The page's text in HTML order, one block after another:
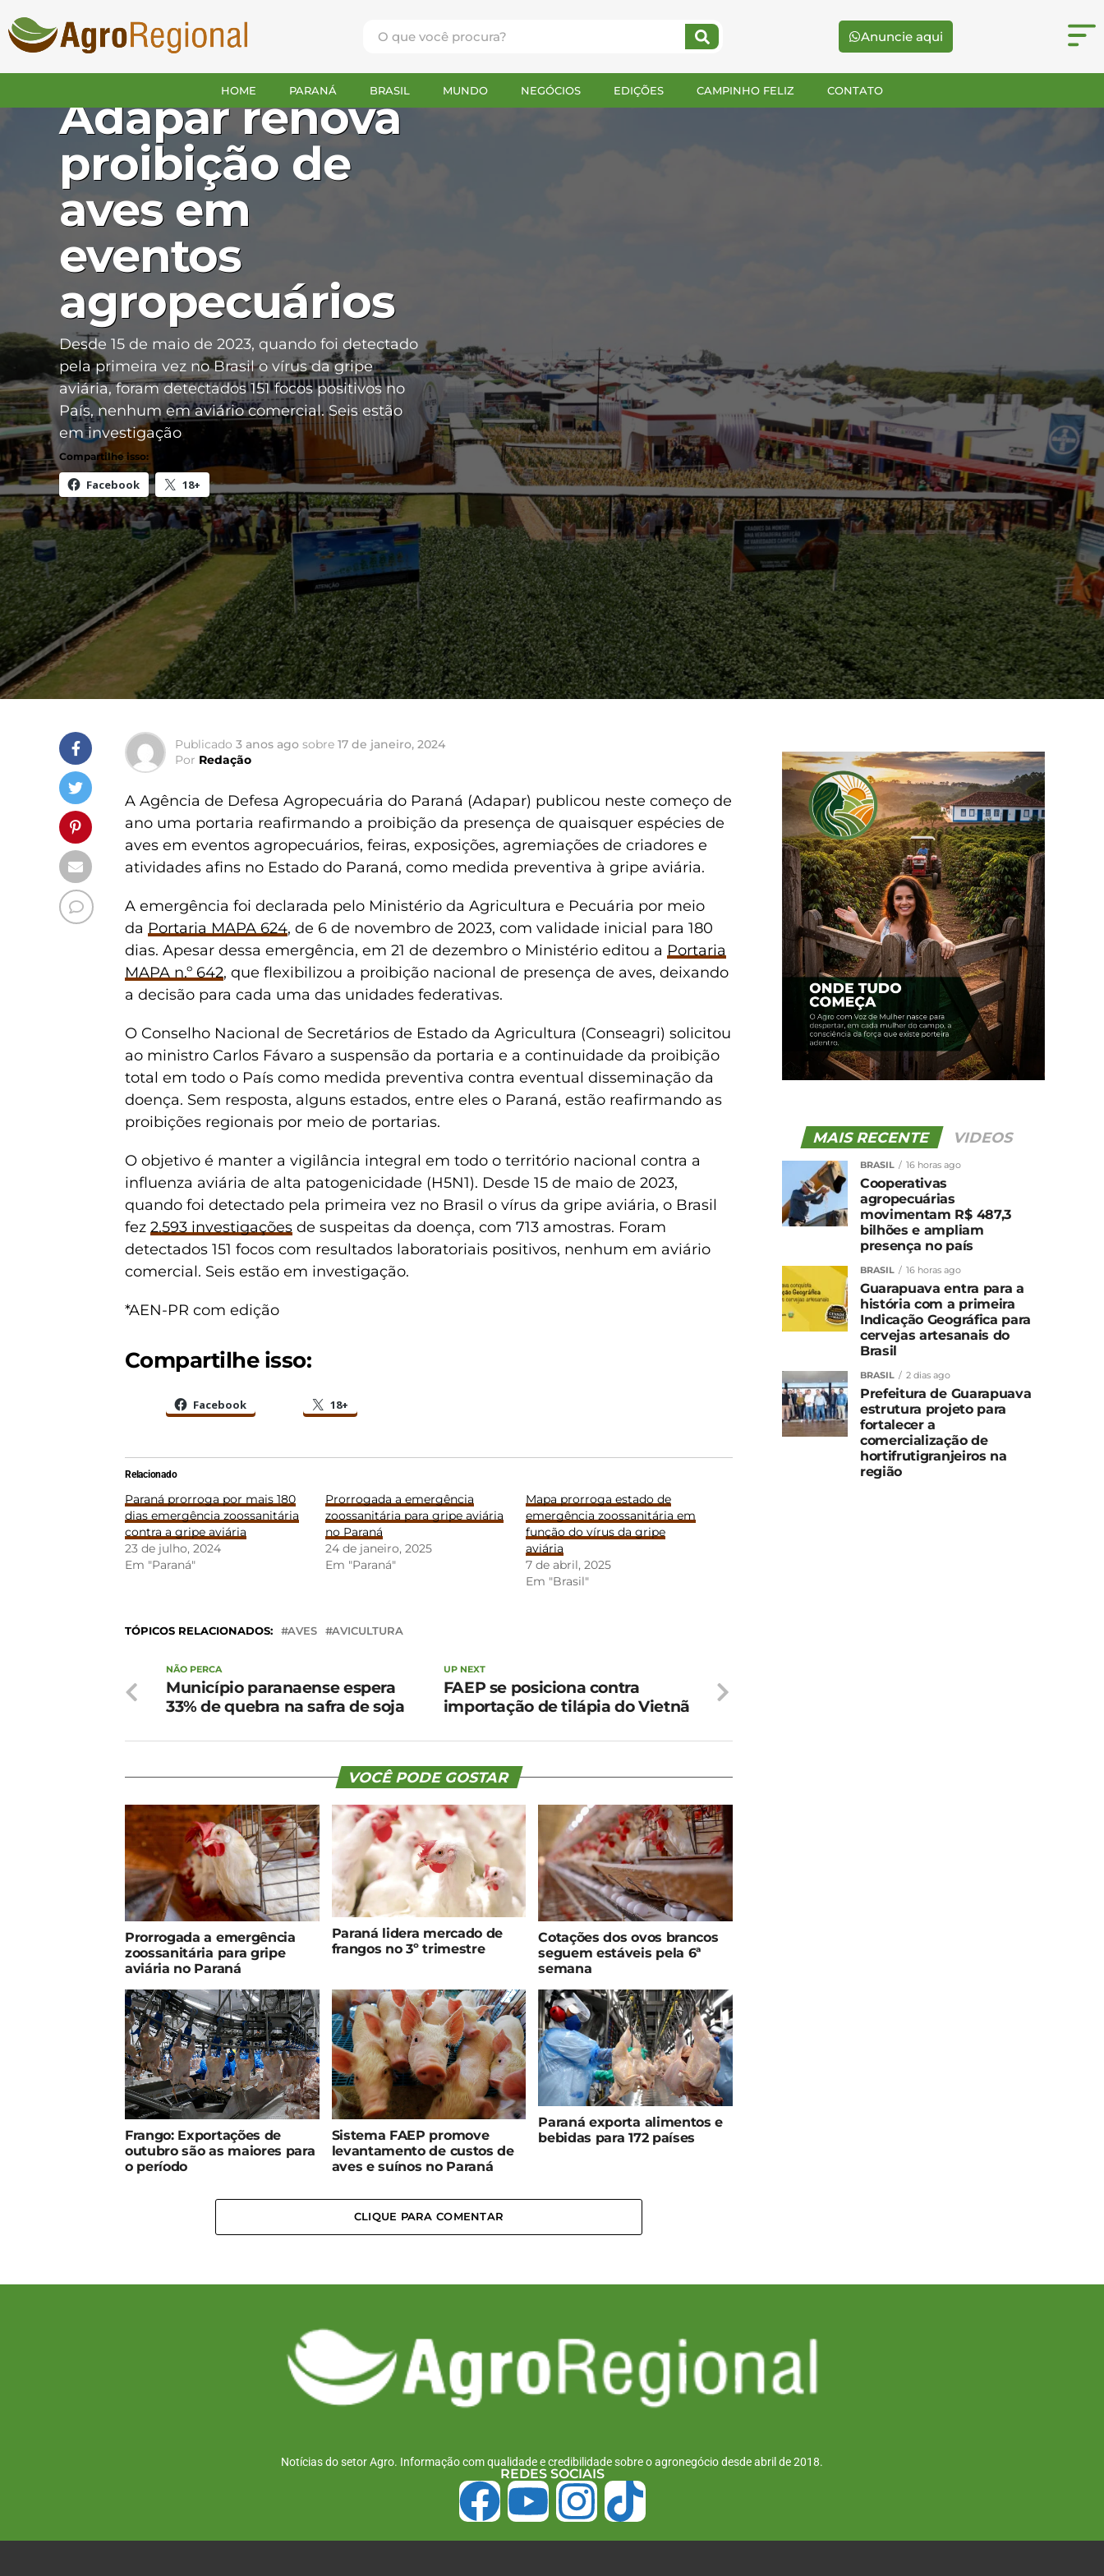
Anuncie aqui
HOME PARANÁ BRASIL MUNDO NEGÓCIOS EDIÇÕES CAMPINHO FELIZ CONTATO
PARANÁ
Adapar renova
proibição de
aves em
eventos
agropecuários
Desde 15 de maio de 2023, quando foi detectado
pela primeira vez no Brasil o vírus da gripe
aviária, foram detectados 151 focos positivos no
País, nenhum em aviário comercial. Seis estão
em investigação
Compartilhe isso:
Facebook 18+
Publicado 3 anos ago sobre 17 de janeiro, 2024
Por Redação
A Agência de Defesa Agropecuária do Paraná (Adapar) publicou neste começo de
ano uma portaria reafirmando a proibição da presença de quaisquer espécies de
aves em eventos agropecuários, feiras, exposições, agremiações de criadores e
atividades afins no Estado do Paraná, como medida preventiva à gripe aviária.
A emergência foi declarada pelo Ministério da Agricultura e Pecuária por meio
da Portaria MAPA 624, de 6 de novembro de 2023, com validade inicial para 180
dias. Apesar dessa emergência, em 21 de dezembro o Ministério editou a Portaria
MAPA n.º 642, que flexibilizou a proibição nacional de presença de aves, deixando
a decisão para cada uma das unidades federativas.
O Conselho Nacional de Secretários de Estado da Agricultura (Conseagri) solicitou
ao ministro Carlos Fávaro a suspensão da portaria e a continuidade da proibição
total em todo o País como medida preventiva contra eventual disseminação da
doença. Sem resposta, alguns estados, entre eles o Paraná, estão reafirmando as
proibições regionais por meio de portarias.
O objetivo é manter a vigilância integral em todo o território nacional contra a
influenza aviária de alta patogenicidade (H5N1). Desde 15 de maio de 2023,
quando foi detectado pela primeira vez no Brasil o vírus da gripe aviária, o Brasil
fez 2.593 investigações de suspeitas da doença, com 713 amostras. Foram
detectados 151 focos com resultados laboratoriais positivos, nenhum em aviário
comercial. Seis estão em investigação.
*AEN-PR com edição
Compartilhe isso:
Facebook 18+
Relacionado
Paraná prorroga por mais 180
dias emergência zoossanitária
contra a gripe aviária
23 de julho, 2024
Em "Paraná"
Prorrogada a emergência
zoossanitária para gripe aviária
no Paraná
24 de janeiro, 2025
Em "Paraná"
Mapa prorroga estado de
emergência zoossanitária em
função do vírus da gripe
aviária
7 de abril, 2025
Em "Brasil"
TÓPICOS RELACIONADOS: AVES AVICULTURA
UP NEXT
FAEP se posiciona contra
importação de tilápia do Vietnã
NÃO PERCA
Município paranaense espera
33% de quebra na safra de soja
VOCÊ PODE GOSTAR
Prorrogada a emergência
zoossanitária para gripe
aviária no Paraná
Paraná lidera mercado de
frangos no 3º trimestre
Cotações dos ovos brancos
seguem estáveis pela 6ª
semana
Frango: Exportações de
outubro são as maiores para
o período
Sistema FAEP promove
levantamento de custos de
aves e suínos no Paraná
Paraná exporta alimentos e
bebidas para 172 países
CLIQUE PARA COMENTAR
MAIS RECENTE VIDEOS
BRASIL 16 horas ago
Cooperativas
agropecuárias
movimentam R$ 487,3
bilhões e ampliam
presença no país
BRASIL 16 horas ago
Guarapuava entra para a
história com a primeira
Indicação Geográfica para
cervejas artesanais do
Brasil
BRASIL 2 dias ago
Prefeitura de Guarapuava
estrutura projeto para
fortalecer a
comercialização de
hortifrutigranjeiros na
região
Notícias do setor Agro. Informação com qualidade e credibilidade sobre o agronegócio desde abril de 2018.
REDES SOCIAIS